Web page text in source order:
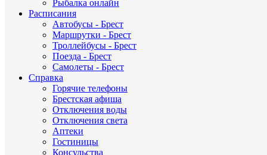
Рыбалка онлайн
Расписания
Автобусы - Брест
Маршрутки - Брест
Троллейбусы - Брест
Поезда - Брест
Самолеты - Брест
Справка
Горячие телефоны
Брестская афиша
Отключения воды
Отключения света
Аптеки
Гостиницы
Консульства